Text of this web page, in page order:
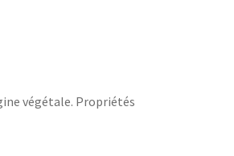
végétale. Propriétés